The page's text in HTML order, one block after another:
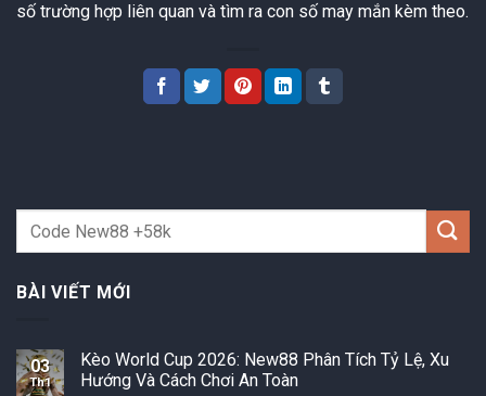
số trường hợp liên quan và tìm ra con số may mắn kèm theo.
BÀI VIẾT MỚI
03
Th1
Kèo World Cup 2026: New88 Phân Tích Tỷ Lệ, Xu
Hướng Và Cách Chơi An Toàn